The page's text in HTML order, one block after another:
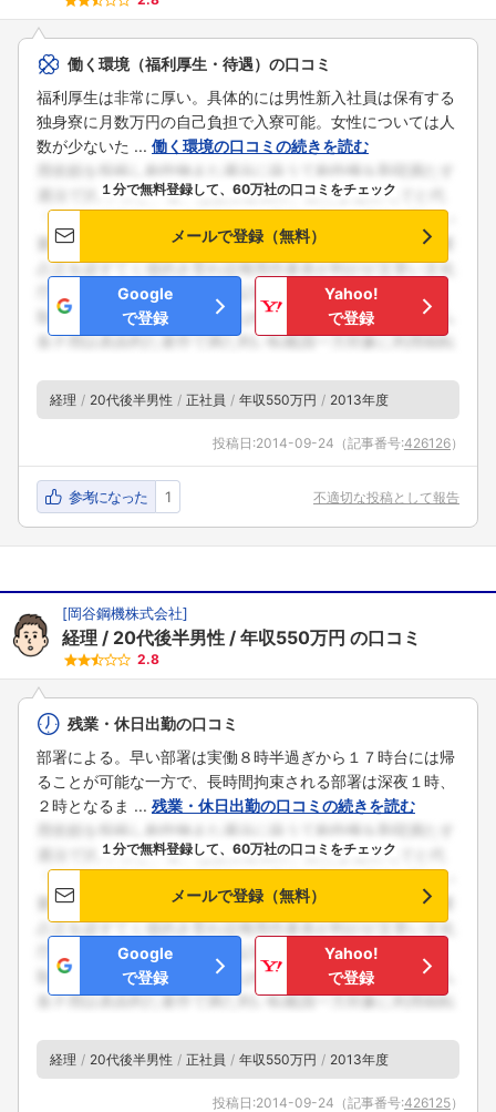
働く環境（福利厚生・待遇）の口コミ
福利厚生は非常に厚い。具体的には男性新入社員は保有する
独身寮に月数万円の自己負担で入寮可能。女性については人
数が少ないた ... 働く環境の口コミの続きを読む
１分で無料登録して、60万社の口コミをチェック
メールで登録（無料）
Google
で登録
Yahoo!
で登録
経理 20代後半男性 正社員 年収550万円 2013年度
投稿日:2014-09-24 （記事番号:426126）
参考になった 1 不適切な投稿として報告
[岡谷鋼機株式会社]
経理 20代後半男性 年収550万円 の口コミ
2.8
残業・休日出勤の口コミ
部署による。早い部署は実働８時半過ぎから１７時台には帰
ることが可能な一方で、長時間拘束される部署は深夜１時、
２時となるま ... 残業・休日出勤の口コミの続きを読む
１分で無料登録して、60万社の口コミをチェック
メールで登録（無料）
Google
で登録
Yahoo!
で登録
経理 20代後半男性 正社員 年収550万円 2013年度
投稿日:2014-09-24 （記事番号:426125）